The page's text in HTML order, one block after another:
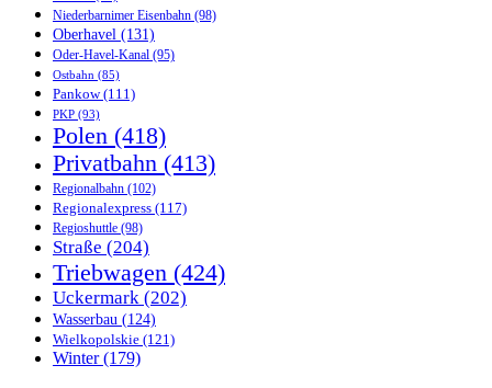
Niederbarnimer Eisenbahn (98)
Oberhavel (131)
Oder-Havel-Kanal (95)
Ostbahn (85)
Pankow(111)
PKP (93)
Polen (418)
Privatbahn (413)
Regionalbahn (102)
Regionalexpress (117)
Regioshuttle (98)
Straße (204)
Triebwagen (424)
Uckermark (202)
Wasserbau (124)
Wielkopolskie (121)
Winter(179)